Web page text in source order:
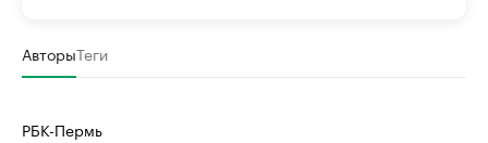
АвторыТеги
РБК-Пермь